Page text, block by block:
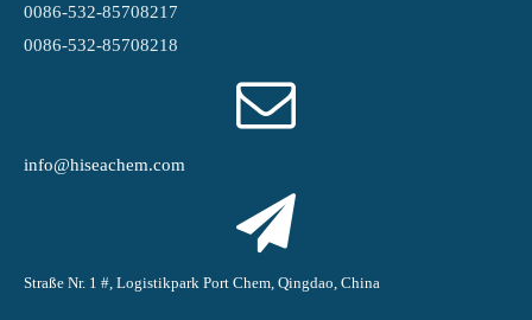
0086-532-85708217
0086-532-85708218
info@hiseachem.com
Straße Nr. 1 #, Logistikpark Port Chem, Qingdao, China